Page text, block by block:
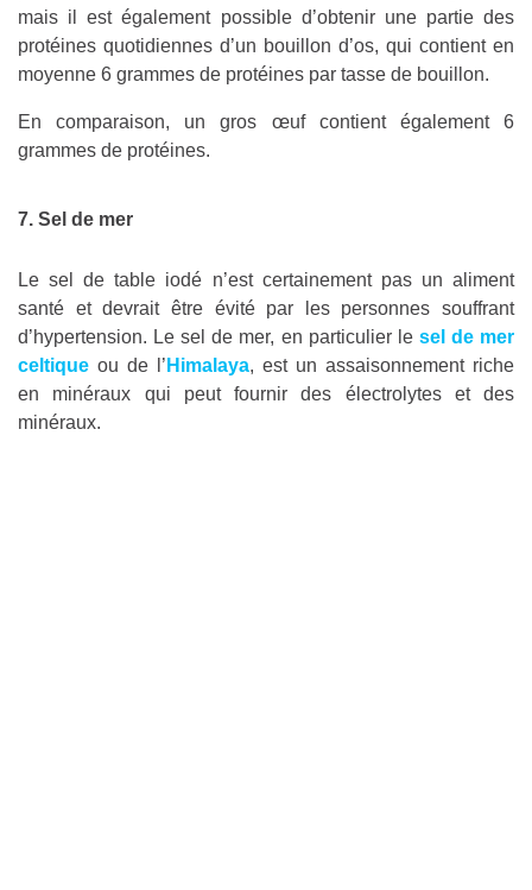
mais il est également possible d’obtenir une partie des
protéines quotidiennes d’un bouillon d’os, qui contient en
moyenne 6 grammes de protéines par tasse de bouillon.
En comparaison, un gros œuf contient également 6
grammes de protéines.
7. Sel de mer
Le sel de table iodé n’est certainement pas un aliment
santé et devrait être évité par les personnes souffrant
d’hypertension. Le sel de mer, en particulier le sel de mer
celtique ou de l’ Himalaya, est un assaisonnement riche
en minéraux qui peut fournir des électrolytes et des
minéraux.